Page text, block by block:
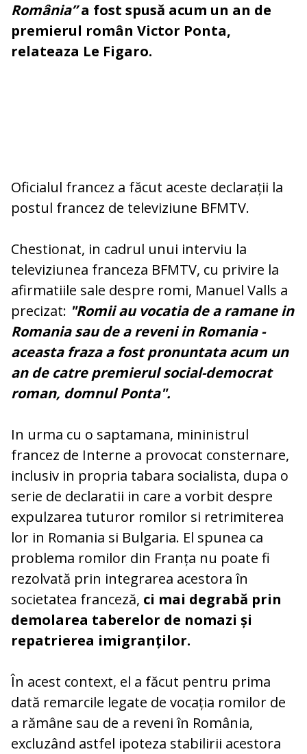
România”a fost spusă acum un an de
premierul român Victor Ponta,
relateaza Le Figaro.
Oficialul francez a făcut aceste declarații la
postul francez de televiziune BFMTV.
Chestionat, in cadrul unui interviu la
televiziunea franceza BFMTV, cu privire la
afirmatiile sale despre romi, Manuel Valls a
precizat: "Romii au vocatia de a ramane in
Romania sau de a reveni in Romania -
aceasta fraza a fost pronuntata acum un
an de catre premierul social-democrat
roman, domnul Ponta".
In urma cu o saptamana, mininistrul
francez de Interne a provocat consternare,
inclusiv in propria tabara socialista, dupa o
serie de declaratii in care a vorbit despre
expulzarea tuturor romilor si retrimiterea
lor in Romania si Bulgaria. El spunea ca
problema romilor din Franța nu poate fi
rezolvată prin integrarea acestora în
societatea franceză, ci mai degrabă prin
demolarea taberelor de nomazi și
repatrierea imigranților.
În acest context, el a făcut pentru prima
dată remarcile legate de vocația romilor de
a rămâne sau de a reveni în România,
excluzând astfel ipoteza stabilirii acestora